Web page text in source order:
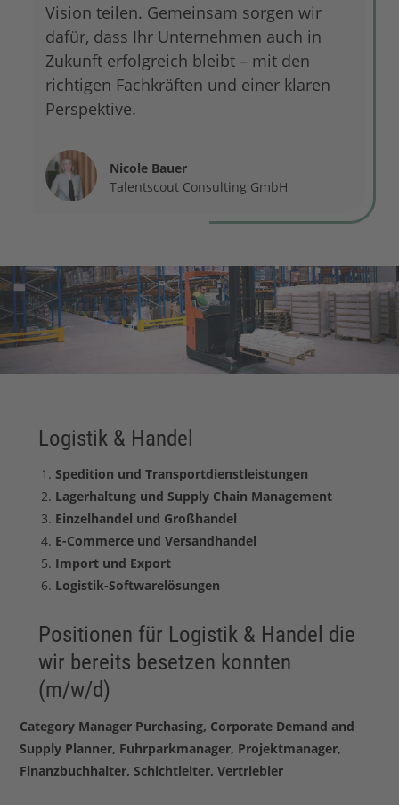
Vision teilen. Gemeinsam sorgen wir
dafür, dass Ihr Unternehmen auch in
Zukunft erfolgreich bleibt – mit den
richtigen Fachkräften und einer klaren
Perspektive.
Nicole Bauer
Talentscout Consulting GmbH
Logistik & Handel
Spedition und Transportdienstleistungen
Lagerhaltung und Supply Chain Management
Einzelhandel und Großhandel
E-Commerce und Versandhandel
Import und Export
Logistik-Softwarelösungen
Positionen für Logistik & Handel die
wir bereits besetzen konnten
(m/w/d)
Category Manager Purchasing, Corporate Demand and
Supply Planner, Fuhrparkmanager, Projektmanager,
Finanzbuchhalter, Schichtleiter, Vertriebler